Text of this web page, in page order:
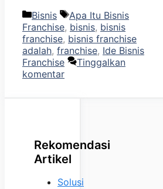
Kategori
Bisnis Tag
Apa Itu Bisnis
Franchise, bisnis, bisnis
franchise, bisnis franchise
adalah, franchise, Ide Bisnis
Franchise
Tinggalkan
komentar
Rekomendasi
Artikel
Solusi